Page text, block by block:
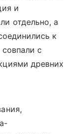
и
отдельно, а
к
с
древних